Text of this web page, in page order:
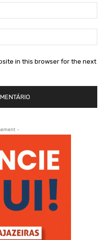
in this browser for the next
-